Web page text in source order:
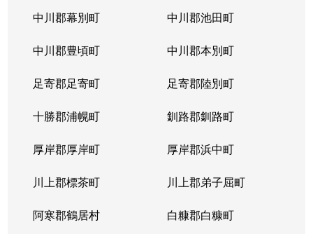
中川郡幕別町 中川郡池田町
中川郡豊頃町 中川郡本別町
足寄郡足寄町 足寄郡陸別町
十勝郡浦幌町 釧路郡釧路町
厚岸郡厚岸町 厚岸郡浜中町
川上郡標茶町 川上郡弟子屈町
阿寒郡鶴居村 白糠郡白糠町